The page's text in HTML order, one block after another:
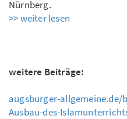
Nürnberg.
>> weiter lesen
weitere Beiträge:
augsburger-
Ausbau-des-